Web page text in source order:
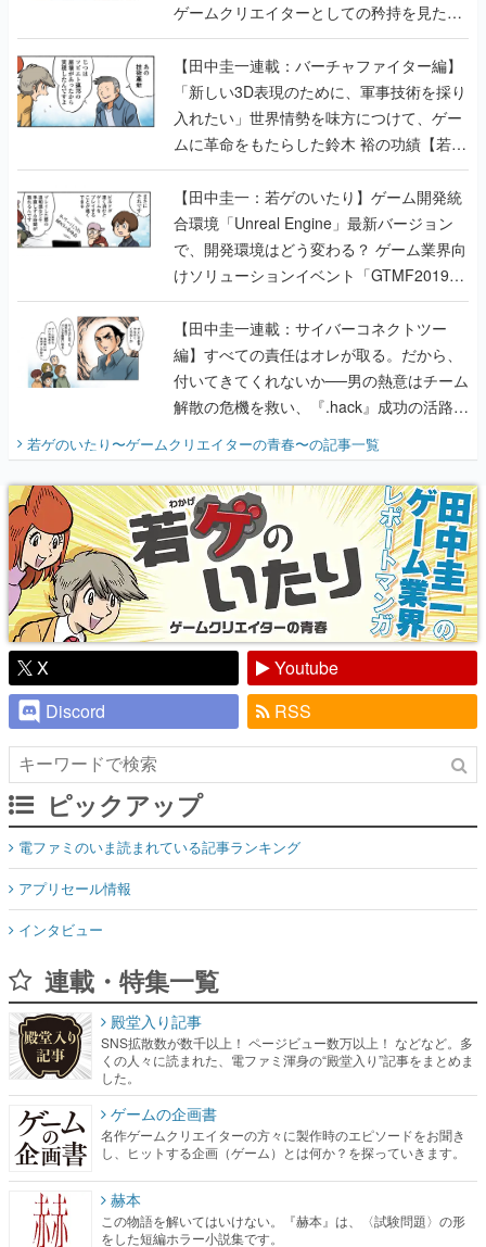
ゲームクリエイターとしての矜持を見た
【若ゲのいたり最終回】
【田中圭一連載：バーチャファイター編】
「新しい3D表現のために、軍事技術を採り
入れたい」世界情勢を味方につけて、ゲー
ムに革命をもたらした鈴木 裕の功績【若ゲ
のいたり】
【田中圭一：若ゲのいたり】ゲーム開発統
合環境「Unreal Engine」最新バージョン
で、開発環境はどう変わる？ ゲーム業界向
けソリューションイベント「GTMF2019」
に行って、より理解を深めよう【PR】
【田中圭一連載：サイバーコネクトツー
編】すべての責任はオレが取る。だから、
付いてきてくれないか──男の熱意はチーム
解散の危機を救い、『.hack』成功の活路を
開く。業界の快男児・松山 洋に流れる血は
『少年ジャンプ』色だった【若ゲのいた
り】
若ゲのいたり〜ゲームクリエイターの青春〜の記事一覧
X
Youtube
Discord
RSS
ピックアップ
電ファミのいま読まれている記事ランキング
アプリセール情報
インタビュー
連載・特集一覧
殿堂入り記事
SNS拡散数が数千以上！ ページビュー数万以上！ などなど。多
くの人々に読まれた、電ファミ渾身の“殿堂入り”記事をまとめま
した。
ゲームの企画書
名作ゲームクリエイターの方々に製作時のエピソードをお聞き
し、ヒットする企画（ゲーム）とは何か？を探っていきます。
赫本
この物語を解いてはいけない。『赫本』は、〈試験問題〉の形
をした短編ホラー小説集です。